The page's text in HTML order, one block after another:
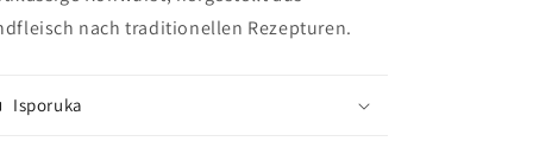
nach traditionellen Rezepturen.
Isporuka